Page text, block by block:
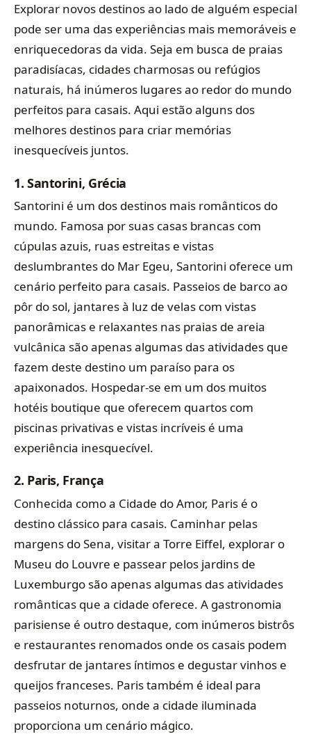
Explorar novos destinos ao lado de alguém especial
pode ser uma das experiências mais memoráveis e
enriquecedoras da vida. Seja em busca de praias
paradisíacas, cidades charmosas ou refúgios
naturais, há inúmeros lugares ao redor do mundo
perfeitos para casais. Aqui estão alguns dos
melhores destinos para criar memórias
inesquecíveis juntos.
1. Santorini, Grécia
Santorini é um dos destinos mais românticos do
mundo. Famosa por suas casas brancas com
cúpulas azuis, ruas estreitas e vistas
deslumbrantes do Mar Egeu, Santorini oferece um
cenário perfeito para casais. Passeios de barco ao
pôr do sol, jantares à luz de velas com vistas
panorâmicas e relaxantes nas praias de areia
vulcânica são apenas algumas das atividades que
fazem deste destino um paraíso para os
apaixonados. Hospedar-se em um dos muitos
hotéis boutique que oferecem quartos com
piscinas privativas e vistas incríveis é uma
experiência inesquecível.
2. Paris, França
Conhecida como a Cidade do Amor, Paris é o
destino clássico para casais. Caminhar pelas
margens do Sena, visitar a Torre Eiffel, explorar o
Museu do Louvre e passear pelos jardins de
Luxemburgo são apenas algumas das atividades
românticas que a cidade oferece. A gastronomia
parisiense é outro destaque, com inúmeros bistrôs
e restaurantes renomados onde os casais podem
desfrutar de jantares íntimos e degustar vinhos e
queijos franceses. Paris também é ideal para
passeios noturnos, onde a cidade iluminada
proporciona um cenário mágico.